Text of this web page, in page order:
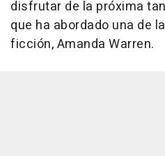
disfrutar de la próxima
que ha abordado una de
ficción, Amanda Warren.